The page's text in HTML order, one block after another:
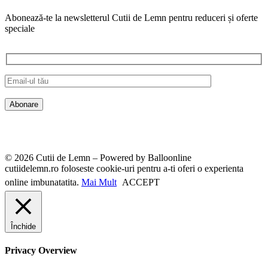
Abonează-te la newsletterul Cutii de Lemn pentru reduceri și oferte
speciale
© 2026 Cutii de Lemn – Powered by Balloonline
cutiidelemn.ro foloseste cookie-uri pentru a-ti oferi o experienta
online imbunatatita. Mai Mult ACCEPT
Închide
Privacy Overview